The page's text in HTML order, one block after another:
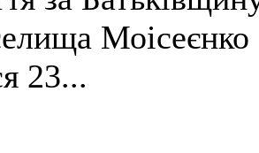
Моісеєнко
23...